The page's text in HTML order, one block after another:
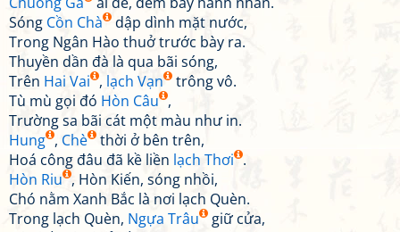
Sóng Cồn Chà
dập dình mặt nước,
Trong Ngân Hào thuở trước bày ra.
Thuyền dần đà là qua bãi sóng,
Trên Hai Vai , lạch Vạn
trông vô.
Tù mù gọi đó Hòn Câu ,
Trường sa bãi cát một màu như in.
Hung , Chè
thời ở bên trên,
Hoá công đâu đã kề liền lạch Thơi .
Hòn Riu , Hòn Kiến, sóng nhồi,
Chó nằm Xanh Bắc là nơi lạch Quèn.
Trong lạch Quèn, Ngựa Trâu
giữ cửa,